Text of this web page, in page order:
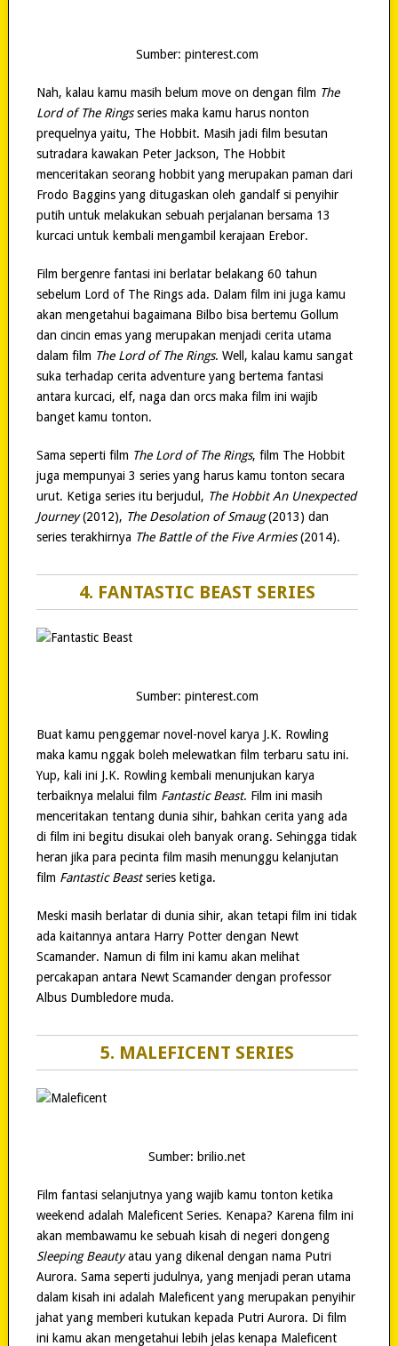
Sumber: pinterest.com
Nah, kalau kamu masih belum move on dengan film The
Lord of The Ringsseries maka kamu harus nonton
prequelnya yaitu, The Hobbit. Masih jadi film besutan
sutradara kawakan Peter Jackson, The Hobbit
menceritakan seorang hobbit yang merupakan paman dari
Frodo Baggins yang ditugaskan oleh gandalf si penyihir
putih untuk melakukan sebuah perjalanan bersama 13
kurcaci untuk kembali mengambil kerajaan Erebor.
Film bergenre fantasi ini berlatar belakang 60 tahun
sebelum Lord of The Rings ada. Dalam film ini juga kamu
akan mengetahui bagaimana Bilbo bisa bertemu Gollum
dan cincin emas yang merupakan menjadi cerita utama
dalam film The Lord of The Rings. Well, kalau kamu sangat
suka terhadap cerita adventure yang bertema fantasi
antara kurcaci, elf, naga dan orcs maka film ini wajib
banget kamu tonton.
Sama seperti film The Lord of The Rings, film The Hobbit
juga mempunyai 3 series yang harus kamu tonton secara
urut. Ketiga series itu berjudul, The Hobbit An Unexpected
Journey(2012), The Desolation of Smaug(2013) dan
series terakhirnya The Battle of the Five Armies(2014).
4. FANTASTIC BEAST SERIES
Sumber: pinterest.com
Buat kamu penggemar novel-novel karya J.K. Rowling
maka kamu nggak boleh melewatkan film terbaru satu ini.
Yup, kali ini J.K. Rowling kembali menunjukan karya
terbaiknya melalui film Fantastic Beast. Film ini masih
menceritakan tentang dunia sihir, bahkan cerita yang ada
di film ini begitu disukai oleh banyak orang. Sehingga tidak
heran jika para pecinta film masih menunggu kelanjutan
film Fantastic Beastseries ketiga.
Meski masih berlatar di dunia sihir, akan tetapi film ini tidak
ada kaitannya antara Harry Potter dengan Newt
Scamander. Namun di film ini kamu akan melihat
percakapan antara Newt Scamander dengan professor
Albus Dumbledore muda.
5. MALEFICENT SERIES
Sumber: brilio.net
Film fantasi selanjutnya yang wajib kamu tonton ketika
weekend adalah Maleficent Series. Kenapa? Karena film ini
akan membawamu ke sebuah kisah di negeri dongeng
Sleeping Beautyatau yang dikenal dengan nama Putri
Aurora. Sama seperti judulnya, yang menjadi peran utama
dalam kisah ini adalah Maleficent yang merupakan penyihir
jahat yang memberi kutukan kepada Putri Aurora. Di film
ini kamu akan mengetahui lebih jelas kenapa Maleficent